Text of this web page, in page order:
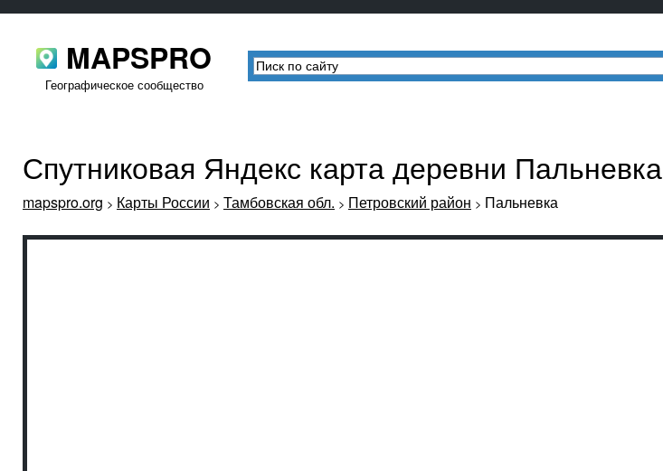
MAPSPRO
Географическое сообщество
Спутниковая Яндекс карта деревни Пальневка
mapspro.org > Карты России > Тамбовская обл. > Петровский район > Пальневка